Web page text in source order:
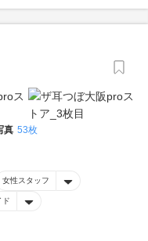
真 53枚
女性スタッフ
ド